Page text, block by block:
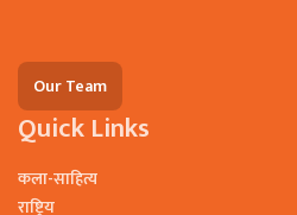
Our Team
Quick Links
कला-साहित्य
राष्ट्रिय